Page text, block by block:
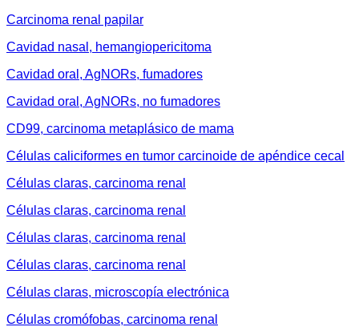
Carcinoma renal papilar
Cavidad nasal, hemangiopericitoma
Cavidad oral, AgNORs, fumadores
Cavidad oral, AgNORs, no fumadores
CD99, carcinoma metaplásico de mama
Células caliciformes en tumor carcinoide de apéndice cecal
Células claras, carcinoma renal
Células claras, carcinoma renal
Células claras, carcinoma renal
Células claras, carcinoma renal
Células claras, microscopía electrónica
Células cromófobas, carcinoma renal